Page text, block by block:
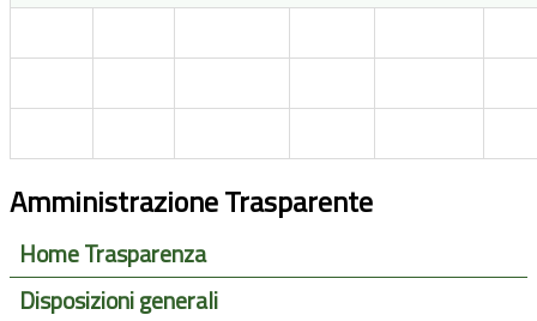
Amministrazione Trasparente
Home Trasparenza
Disposizioni generali